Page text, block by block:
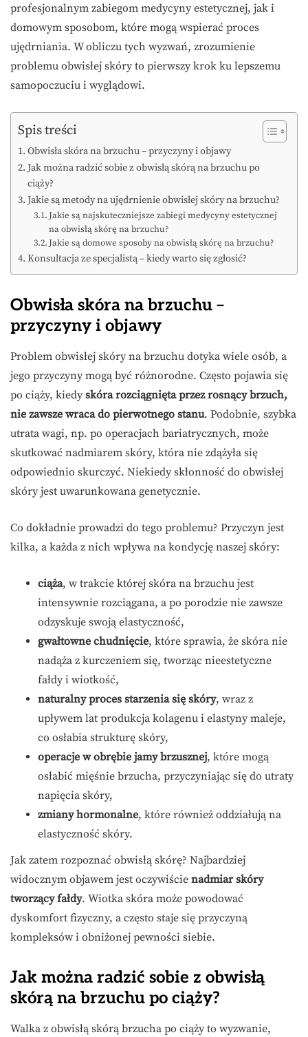
profesjonalnym zabiegom medycyny estetycznej, jak i
domowym sposobom, które mogą wspierać proces
ujędrniania. W obliczu tych wyzwań, zrozumienie
problemu obwisłej skóry to pierwszy krok ku lepszemu
samopoczuciu i wyglądowi.
Spis treści
Obwisła skóra na brzuchu – przyczyny i objawy
Jak można radzić sobie z obwisłą skórą na brzuchu po
ciąży?
Jakie są metody na ujędrnienie obwisłej skóry na brzuchu?
Jakie są najskuteczniejsze zabiegi medycyny estetycznej
na obwisłą skórę na brzuchu?
Jakie są domowe sposoby na obwisłą skórę na brzuchu?
Konsultacja ze specjalistą – kiedy warto się zgłosić?
Obwisła skóra na brzuchu –
przyczyny i objawy
Problem obwisłej skóry na brzuchu dotyka wiele osób, a
jego przyczyny mogą być różnorodne. Często pojawia się
po ciąży, kiedy skóra rozciągnięta przez rosnący brzuch,
nie zawsze wraca do pierwotnego stanu. Podobnie, szybka
utrata wagi, np. po operacjach bariatrycznych, może
skutkować nadmiarem skóry, która nie zdążyła się
odpowiednio skurczyć. Niekiedy skłonność do obwisłej
skóry jest uwarunkowana genetycznie.
Co dokładnie prowadzi do tego problemu? Przyczyn jest
kilka, a każda z nich wpływa na kondycję naszej skóry:
ciąża, w trakcie której skóra na brzuchu jest
intensywnie rozciągana, a po porodzie nie zawsze
odzyskuje swoją elastyczność,
gwałtowne chudnięcie, które sprawia, że skóra nie
nadąża z kurczeniem się, tworząc nieestetyczne
fałdy i wiotkość,
naturalny proces starzenia się skóry, wraz z
upływem lat produkcja kolagenu i elastyny maleje,
co osłabia strukturę skóry,
operacje w obrębie jamy brzusznej, które mogą
osłabić mięśnie brzucha, przyczyniając się do utraty
napięcia skóry,
zmiany hormonalne, które również oddziałują na
elastyczność skóry.
Jak zatem rozpoznać obwisłą skórę? Najbardziej
widocznym objawem jest oczywiście nadmiar skóry
tworzący fałdy. Wiotka skóra może powodować
dyskomfort fizyczny, a często staje się przyczyną
kompleksów i obniżonej pewności siebie.
Jak można radzić sobie z obwisłą
skórą na brzuchu po ciąży?
Walka z obwisłą skórą brzucha po ciąży to wyzwanie,